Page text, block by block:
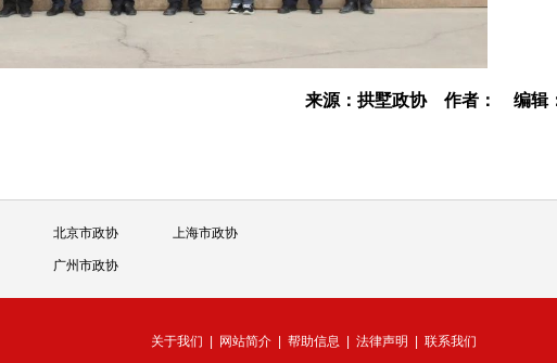
来源：拱墅政协 作者： 编辑
北京市政协 上海市政协
广州市政协
关于我们 网站简介 帮助信息 法律声明 联系我们